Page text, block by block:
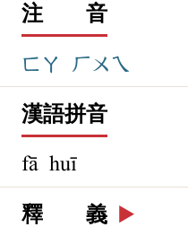
注 音
ㄈㄚ ㄏㄨㄟ
漢語拼音
fā huī
釋 義 ▶️